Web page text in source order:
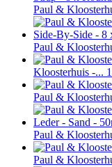
Paul &
Paul &
Kloosterhuis -...
Paul &
Paul &
Paul &